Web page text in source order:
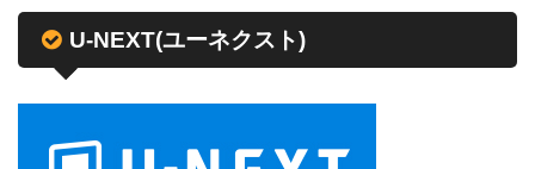
U-NEXT(ユーネクスト)